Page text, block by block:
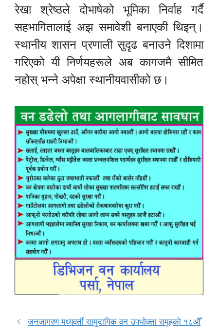
रेखा श्रेष्ठले दोभाषेको भूमिका निर्वाह गर्दै
सहभागितालाई अझ समावेशी बनाएकी थिइन्।
स्थानीय शासन प्रणाली सुदृढ बनाउने दिशामा
गरिएको यी निर्णयहरूले अब कागजमै सीमित
नहोस् भन्ने अपेक्षा स्थानीयवासीको छ।
जनजागरण मध्यवर्ती सामुदायिक वन उपभोक्ता समूहको १८औँ